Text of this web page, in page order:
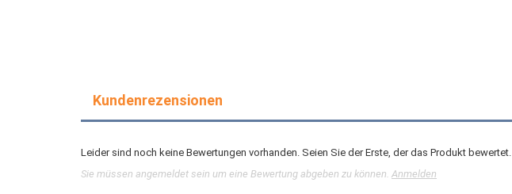
Kundenrezensionen
Leider sind noch keine Bewertungen vorhanden. Seien Sie der Erste, der das Produkt bewertet.
Sie müssen angemeldet sein um eine Bewertung abgeben zu können. Anmelden